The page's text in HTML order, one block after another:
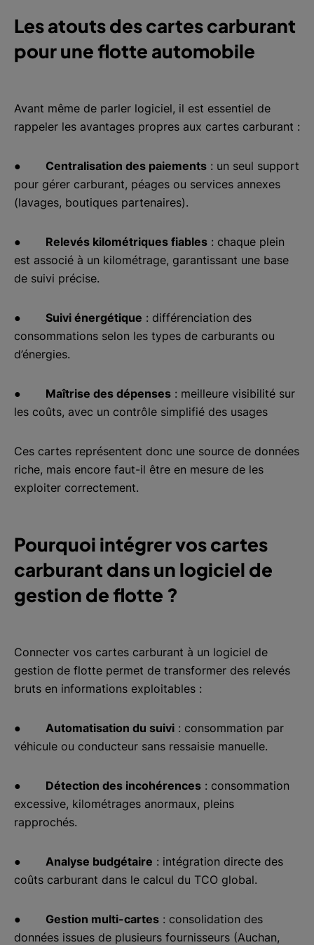
Les atouts des cartes carburant
pour une flotte automobile
Avant même de parler logiciel, il est essentiel de
rappeler les avantages propres aux cartes carburant :
● Centralisation des paiements : un seul support
pour gérer carburant, péages ou services annexes
(lavages, boutiques partenaires).
● Relevés kilométriques fiables : chaque plein
est associé à un kilométrage, garantissant une base
de suivi précise.
● Suivi énergétique : différenciation des
consommations selon les types de carburants ou
d’énergies.
● Maîtrise des dépenses : meilleure visibilité sur
les coûts, avec un contrôle simplifié des usages
Ces cartes représentent donc une source de données
riche, mais encore faut-il être en mesure de les
exploiter correctement.
Pourquoi intégrer vos cartes
carburant dans un logiciel de
gestion de flotte ?
Connecter vos cartes carburant à un logiciel de
gestion de flotte permet de transformer des relevés
bruts en informations exploitables :
● Automatisation du suivi : consommation par
véhicule ou conducteur sans ressaisie manuelle.
● Détection des incohérences : consommation
excessive, kilométrages anormaux, pleins
rapprochés.
● Analyse budgétaire : intégration directe des
coûts carburant dans le calcul du TCO global.
● Gestion multi-cartes : consolidation des
données issues de plusieurs fournisseurs (Auchan,